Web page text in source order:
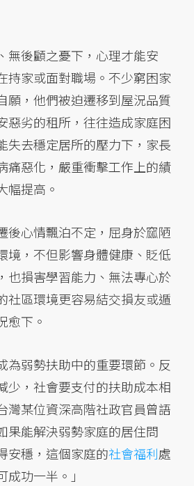
無後顧之憂下，心理才能安
持家或面對職場。不少窮困家
願，他們被迫遷移到屋況品質
惡劣的租所，往往造成家庭困
失去穩定居所的壓力下，家長
痛惡化，嚴重衝擊工作上的績
幅提高。
後心情飄泊不定，屈身於窳陋
境，不但影響身體健康、貶低
也損害學習能力、無法專心於
社區環境更容易結交損友或遁
愈下。
為弱勢扶助中的重要環節。反
少，社會要支付的扶助成本相
灣某位資深高階社政官員曾語
果能解決弱勢家庭的居住問
安穩，這個家庭的社會福利處
功一半。」